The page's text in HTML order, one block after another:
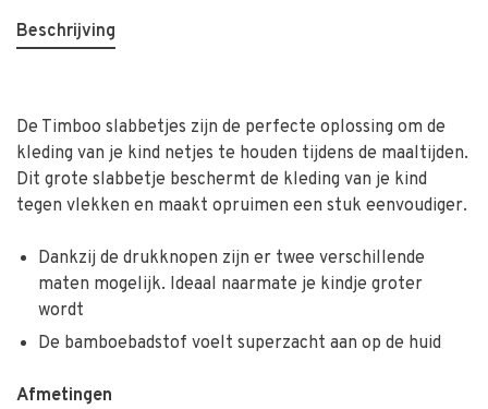
Beschrijving
De Timboo slabbetjes zijn de perfecte oplossing om de
kleding van je kind netjes te houden tijdens de maaltijden.
Dit grote slabbetje beschermt de kleding van je kind
tegen vlekken en maakt opruimen een stuk eenvoudiger.
Dankzij de drukknopen zijn er twee verschillende
maten mogelijk. Ideaal naarmate je kindje groter
wordt
De bamboebadstof voelt superzacht aan op de huid
Afmetingen